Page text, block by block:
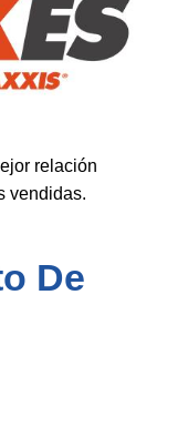
relación
vendidas.
De